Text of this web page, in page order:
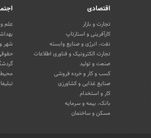
اقتصادی
تجارت و بازار
کارآفرینی و استارتاپ
نفت، انرژی و صنایع وابسته
تجارت الکترونیک و فناوری اطلاعات
صنعت و تولید
کسب و کار و خرده فروشی
صنایع غذایی و کشاورزی
کار و استخدام
بانک، بیمه و سرمایه
مسکن و ساختمان
علم
شهر